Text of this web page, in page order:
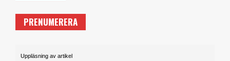
PRENUMERERA
Uppläsning av artikel